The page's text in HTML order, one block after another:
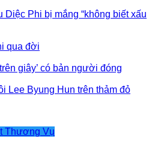
Diệc Phi bị mắng “không biết xấu
qua đời
giây’ có bản người đóng
Lee Byung Hun trên thảm đỏ
Thương Vụ